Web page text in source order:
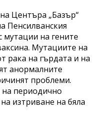
Центъра „Базър“
Пенсилванския
мутации на гените
Мутациите на
рака на гърдата и на
анормалните
проблеми.
периодично
изтриване на бяла